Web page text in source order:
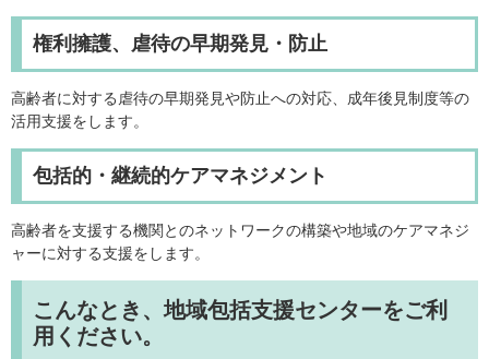
権利擁護、虐待の早期発見・防止
高齢者に対する虐待の早期発見や防止への対応、成年後見制度等の
活用支援をします。
包括的・継続的ケアマネジメント
高齢者を支援する機関とのネットワークの構築や地域のケアマネジ
ャーに対する支援をします。
こんなとき、地域包括支援センターをご利
用ください。